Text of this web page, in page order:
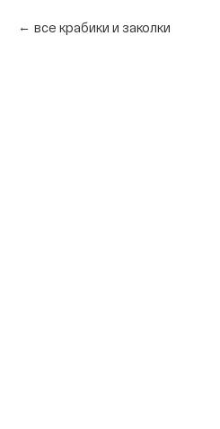
все крабики и заколки